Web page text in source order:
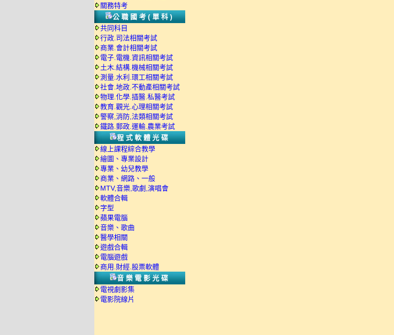
關務特考
公職國考(單科)
共同科目
行政.司法相關考試
商業.會計相關考試
電子.電機.資訊相關考試
土木.結構.機械相關考試
測量.水利.環工相關考試
社會.地政.不動產相關考試
物理.化學.插醫.私醫考試
教育.觀光.心理相關考試
警察,消防,法類相關考試
鐵路.郵政.運輸.農業考試
程式軟體光碟
線上課程綜合教學
繪圖、專業設計
專業、幼兒教學
商業、網路、一般
MTV,音樂,歌劇,演唱會
軟體合輯
字型
蘋果電腦
音樂、歌曲
醫學相關
遊戲合輯
電腦遊戲
商用.財經.股票軟體
音樂電影光碟
電視劇影集
電影院線片